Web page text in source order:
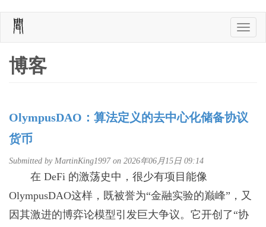
Skip
main
Toggle
博客
OlympusDAO：算法定义的去中心化储备协议
货币
Submitted by MartinKing1997on 2026年06月15日 09:14
在 DeFi 的激荡史中，很少有项目能像
OlympusDAO这样，既被誉为“金融实验的巅峰”，又
因其激进的博弈论模型引发巨大争议。它开创了“协